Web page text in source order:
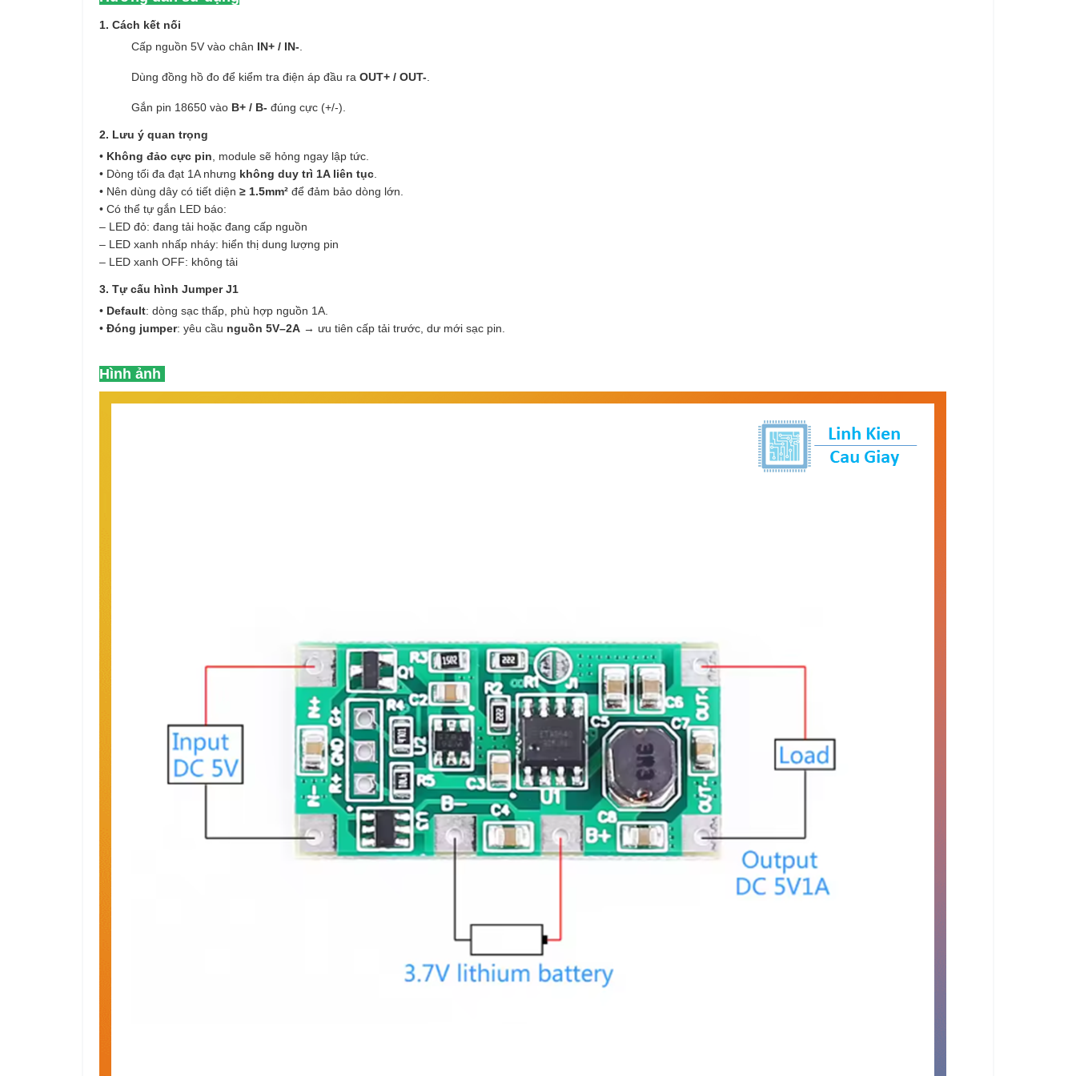
1. Cách kết nối
Cấp nguồn 5V vào chân IN+ / IN-
Dùng đồng hồ đo để kiểm tra điện áp đầu ra OUT+ / OUT-
Gắn pin 18650 vào B+ / B- đúng cực (+/-).
2. Lưu ý quan trọng
• Không đảo cực pin , module sẽ hỏng ngay lập tức.
• Dòng tối đa đạt 1A nhưng không duy trì 1A liên tục
• Nên dùng dây có tiết diện ≥ 1.5mm² để đảm bảo dòng lớn.
• Có thể tự gắn LED báo:
– LED đỏ: đang tải hoặc đang cấp nguồn
– LED xanh nhấp nháy: hiển thị dung lượng pin
– LED xanh OFF: không tải
3. Tự cấu hình Jumper J1
• Default: dòng sạc thấp, phù hợp nguồn 1A.
• Đóng jumper: yêu cầu nguồn 5V–2A → ưu tiên cấp tải trước, dư mới sạc pin.
Hình ảnh